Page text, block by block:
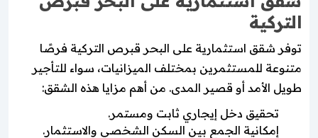
التركية
توفر شقق استثمارية على البحر قبرص التركية فرصًا
متنوعة للمستثمرين بمختلف الميزانيات، سواء للتأجير
طويل الأمد أو قصير المدى. من أهم مزايا هذه الشقق:
تحقيق دخل إيجاري ثابت ومستمر.
إمكانية الجمع بين السكن الشخصي والاستثمار.